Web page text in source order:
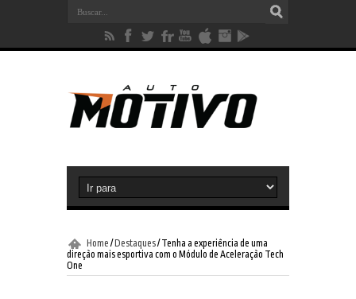
Home / Destaques/Tenha a experiência de uma
direção mais esportiva com o Módulo de Aceleração Tech
One